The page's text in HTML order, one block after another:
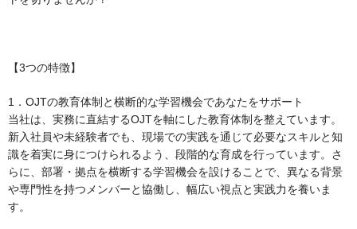
【3つの特徴】
1．OJTの教育体制と横断的な学習機会であなたをサポート
当社は、実務に直結するOJTを軸にした教育体制を整えています。
新入社員や未経験者でも、現場での実践を通じて必要なスキルと知
識を着実に身につけられるよう、段階的な育成を行っています。さ
らに、部署・拠点を横断する学習機会を設けることで、異なる背景
や専門性を持つメンバーと協働し、幅広い視点と実践力を養いま
す。